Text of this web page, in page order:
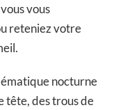
vous
reteniez votre
nocturne
tête, des trous de